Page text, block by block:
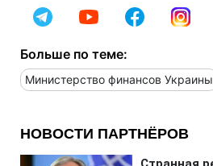
Больше по теме:
Министерство финансов Украины